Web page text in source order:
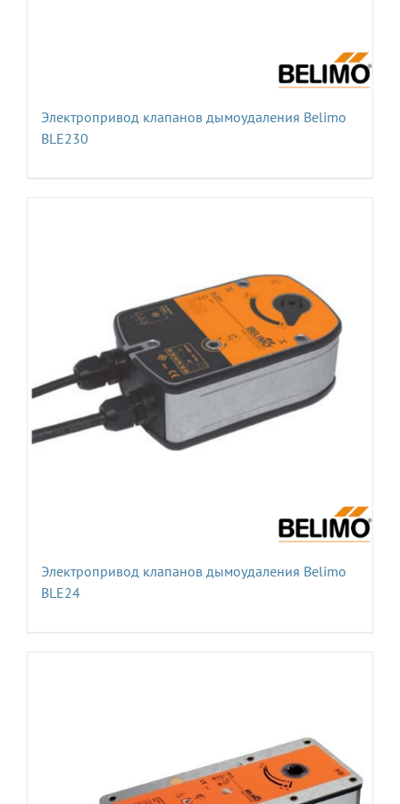
Электропривод клапанов дымоудаления Belimo
BLE230
Электропривод клапанов дымоудаления Belimo
BLE24